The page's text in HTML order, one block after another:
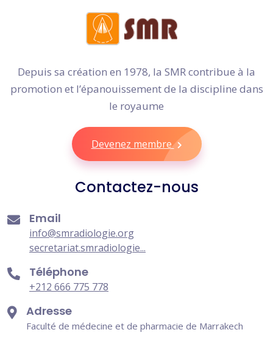
Depuis sa création en 1978, la SMR contribue à la
promotion et l’épanouissement de la discipline dans
le royaume
Devenez membre
Contactez-nous
Email
info@smradiologie.org
secretariat.smradiologie...
Téléphone
+212 666 775 778
Adresse
Faculté de médecine et de pharmacie de Marrakech